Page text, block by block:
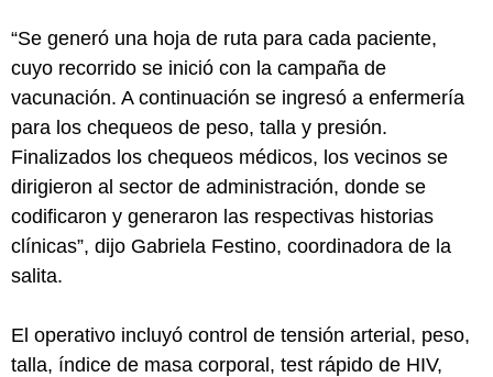
“Se generó una hoja de ruta para cada paciente,
cuyo recorrido se inició con la campaña de
vacunación. A continuación se ingresó a enfermería
para los chequeos de peso, talla y presión.
Finalizados los chequeos médicos, los vecinos se
dirigieron al sector de administración, donde se
codificaron y generaron las respectivas historias
clínicas”, dijo Gabriela Festino, coordinadora de la
salita.
El operativo incluyó control de tensión arterial, peso,
talla, índice de masa corporal, test rápido de HIV,